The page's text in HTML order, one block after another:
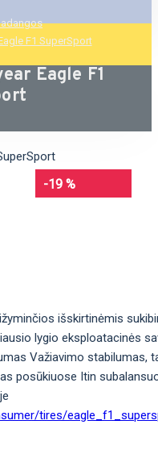
F1 SuperSport
Eagle F1
-19 %
išskirtinėmis
lygio eksploatacinės
Važiavimo stabilumas,
posūkiuose Itin
tires/